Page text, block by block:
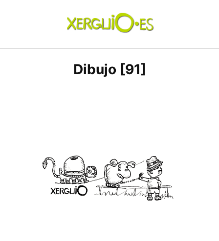
xerguio.ES | ilustración
Dibujo [91]